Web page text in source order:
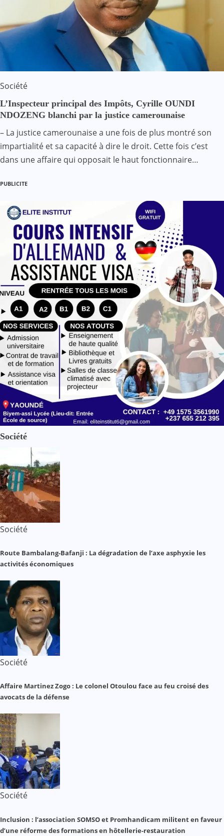
Société
L’Inspecteur principal des Impôts, Cyrille OUNDI
NDOZENG blanchi par la justice camerounaise
– La justice camerounaise a une fois de plus montré son
impartialité et sa capacité à dire le droit. Cette fois c’est
dans une affaire qui opposait le haut fonctionnaire…
PUBLICITE
Société
Société
Route Bambalang-Bafanji : La dégradation de l’axe asphyxie les
activités économiques
Société
Affaire Martinez Zogo : Le colonel Otoulou face au feu croisé des
avocats de la défense
Société
Inclusion : l’association SOMSO et Promhandicam militent en faveur
d’une réforme des formations en hôtellerie-restauration